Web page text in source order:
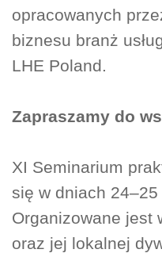
opracowanych
biznesu branż
LHE Poland.
Zapraszamy do
XI Seminarium
się w dniach
Organizowane jest
oraz jej lokalnej